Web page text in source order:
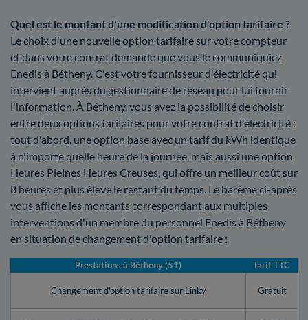
Quel est le montant d'une modification d'option tarifaire ?
Le choix d'une nouvelle option tarifaire sur votre compteur
et dans votre contrat demande que vous le communiquiez
Enedis à Bétheny. C'est votre fournisseur d'électricité qui
intervient auprès du gestionnaire de réseau pour lui fournir
l'information. À Bétheny, vous avez la possibilité de choisir
entre deux options tarifaires pour votre contrat d'électricité :
tout d'abord, une option base avec un tarif du kWh identique
à n'importe quelle heure de la journée, mais aussi une option
Heures Pleines Heures Creuses, qui offre un meilleur coût sur
8 heures et plus élevé le restant du temps. Le barème ci-après
vous affiche les montants correspondant aux multiples
interventions d'un membre du personnel Enedis à Bétheny
en situation de changement d'option tarifaire :
Prestations à Bétheny (51) Tarif TTC
Changement d'option tarifaire sur Linky Gratuit